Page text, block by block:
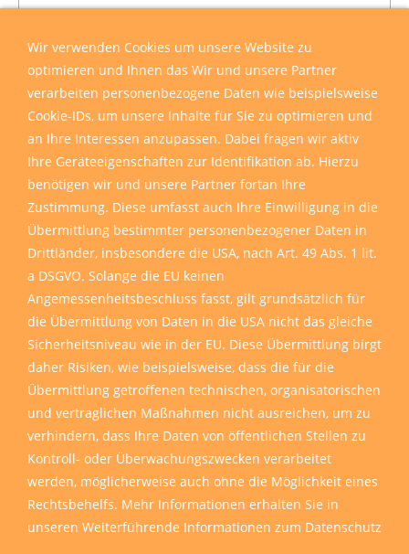
Wir verwenden Cookies um unsere Website zu
optimieren und Ihnen das Wir und unsere Partner
verarbeiten personenbezogene Daten wie beispielsweise
Cookie-IDs, um unsere Inhalte für Sie zu optimieren und
an Ihre Interessen anzupassen. Dabei fragen wir aktiv
Ihre Geräteeigenschaften zur Identifikation ab. Hierzu
benötigen wir und unsere Partner fortan Ihre
Zustimmung. Diese umfasst auch Ihre Einwilligung in die
Übermittlung bestimmter personenbezogener Daten in
Drittländer, insbesondere die USA, nach Art. 49 Abs. 1 lit.
a DSGVO. Solange die EU keinen
Angemessenheitsbeschluss fasst, gilt grundsätzlich für
die Übermittlung von Daten in die USA nicht das gleiche
Sicherheitsniveau wie in der EU. Diese Übermittlung birgt
daher Risiken, wie beispielsweise, dass die für die
Übermittlung getroffenen technischen, organisatorischen
und vertraglichen Maßnahmen nicht ausreichen, um zu
verhindern, dass Ihre Daten von öffentlichen Stellen zu
Kontroll- oder Überwachungszwecken verarbeitet
werden, möglicherweise auch ohne die Möglichkeit eines
Rechtsbehelfs. Mehr Informationen erhalten Sie in
unseren Weiterführende Informationen zum Datenschutz